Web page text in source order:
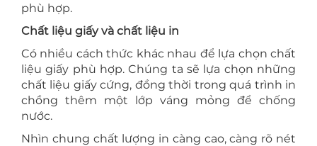
phù hợp.
Chất liệu giấy và chất liệu in
Có nhiều cách thức khác nhau để lựa chọn chất
liệu giấy phù hợp. Chúng ta sẽ lựa chọn những
chất liệu giấy cứng, đồng thời trong quá trình in
chồng thêm một lớp váng mỏng để chống
nước.
Nhìn chung chất lượng in càng cao, càng rõ nét